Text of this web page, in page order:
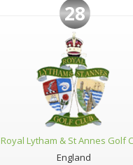
28
Royal Lytham & St Annes Golf
England